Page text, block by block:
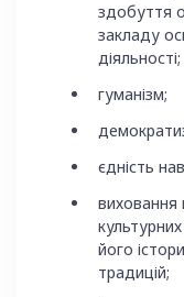
здобуття
закладу
діяльності;
гуманізм;
єдність
виховання
його
традицій;